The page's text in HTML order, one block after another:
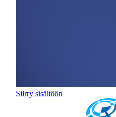
Siirry sisältöön